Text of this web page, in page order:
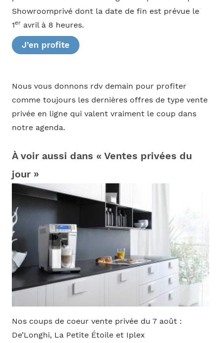
Showroomprivé dont la date de fin est prévue le
1eravril à 8 heures.
J’en profite
Nous vous donnons rdv demain pour profiter
comme toujours les dernières offres de type vente
privée en ligne qui valent vraiment le coup dans
notre agenda.
À voir aussi dans « Ventes privées du
jour »
Nos coups de coeur vente privée du 7 août :
De’Longhi, La Petite Étoile et Iplex